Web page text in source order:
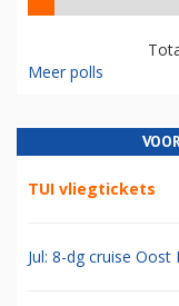
Meer polls
TUI vliegtickets
Jul: 8-dg cruise